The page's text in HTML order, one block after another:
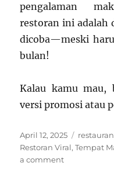
pengalaman
restoran ini adalah
dicoba—meski
bulan!
Kalau kamu
versi promosi atau
Posted
on
April 12, 2025
Restoran Viral,Tempat
a commenton